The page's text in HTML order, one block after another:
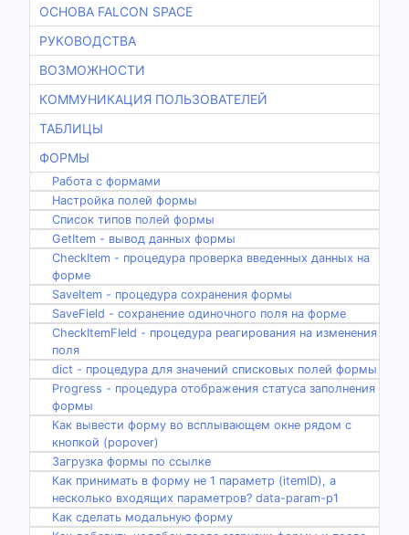
ОСНОВА FALCON SPACE
РУКОВОДСТВА
ВОЗМОЖНОСТИ
КОММУНИКАЦИЯ ПОЛЬЗОВАТЕЛЕЙ
ТАБЛИЦЫ
ФОРМЫ
Работа с формами
Настройка полей формы
Список типов полей формы
GetItem - вывод данных формы
CheckItem - процедура проверка введенных данных на
форме
SaveItem - процедура сохранения формы
SaveField - сохранение одиночного поля на форме
CheckItemFIeld - процедура реагирования на изменения
поля
dict - процедура для значений списковых полей формы
Progress - процедура отображения статуса заполнения
формы
Как вывести форму во всплывающем окне рядом с
кнопкой (popover)
Загрузка формы по ссылке
Как принимать в форму не 1 параметр (itemID), а
несколько входящих параметров? data-param-p1
Как сделать модальную форму